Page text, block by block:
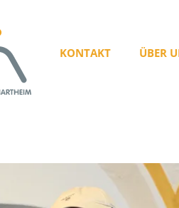
KONTAKT ÜBER